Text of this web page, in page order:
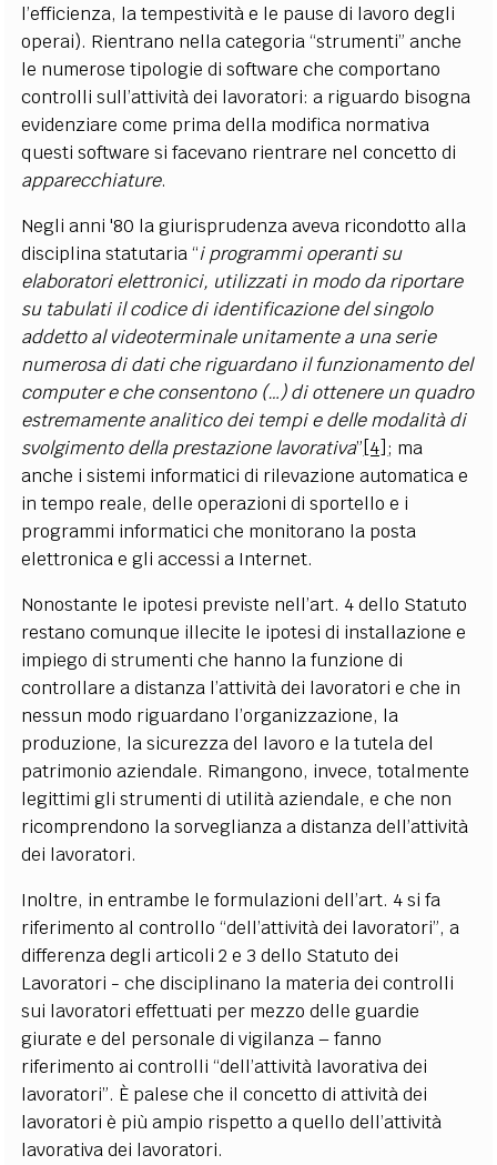
l’efficienza, la tempestività e le pause di lavoro degli
operai). Rientrano nella categoria “strumenti” anche
le numerose tipologie di software che comportano
controlli sull’attività dei lavoratori: a riguardo bisogna
evidenziare come prima della modifica normativa
questi software si facevano rientrare nel concetto di
apparecchiature.
Negli anni '80 la giurisprudenza aveva ricondotto alla
disciplina statutaria “i programmi operanti su
elaboratori elettronici, utilizzati in modo da riportare
su tabulati il codice di identificazione del singolo
addetto al videoterminale unitamente a una serie
numerosa di dati che riguardano il funzionamento del
computer e che consentono (…) di ottenere un quadro
estremamente analitico dei tempi e delle modalità di
svolgimento della prestazione lavorativa”[4] ; ma
anche i sistemi informatici di rilevazione automatica e
in tempo reale, delle operazioni di sportello e i
programmi informatici che monitorano la posta
elettronica e gli accessi a Internet.
Nonostante le ipotesi previste nell’art. 4 dello Statuto
restano comunque illecite le ipotesi di installazione e
impiego di strumenti che hanno la funzione di
controllare a distanza l’attività dei lavoratori e che in
nessun modo riguardano l’organizzazione, la
produzione, la sicurezza del lavoro e la tutela del
patrimonio aziendale. Rimangono, invece, totalmente
legittimi gli strumenti di utilità aziendale, e che non
ricomprendono la sorveglianza a distanza dell’attività
dei lavoratori.
Inoltre, in entrambe le formulazioni dell’art. 4 si fa
riferimento al controllo “dell’attività dei lavoratori”, a
differenza degli articoli 2 e 3 dello Statuto dei
Lavoratori - che disciplinano la materia dei controlli
sui lavoratori effettuati per mezzo delle guardie
giurate e del personale di vigilanza – fanno
riferimento ai controlli “dell’attività lavorativa dei
lavoratori”. È palese che il concetto di attività dei
lavoratori è più ampio rispetto a quello dell’attività
lavorativa dei lavoratori.